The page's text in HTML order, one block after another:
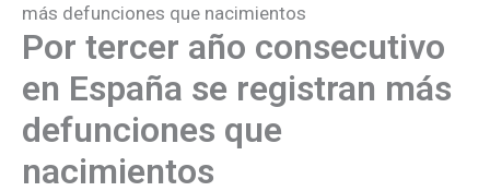
más defunciones que nacimientos
Por tercer año consecutivo
en España se registran más
defunciones que
nacimientos